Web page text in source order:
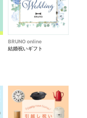
BRUNO online
結婚祝いギフト